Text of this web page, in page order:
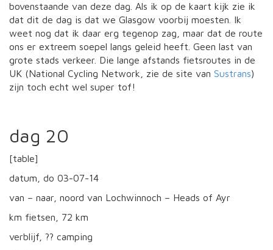
bovenstaande van deze dag. Als ik op de kaart kijk zie ik
dat dit de dag is dat we Glasgow voorbij moesten. Ik
weet nog dat ik daar erg tegenop zag, maar dat de route
ons er extreem soepel langs geleid heeft. Geen last van
grote stads verkeer. Die lange afstands fietsroutes in de
UK (National Cycling Network, zie de site van Sustrans)
zijn toch echt wel super tof!
dag 20
[table]
datum, do 03-07-14
van – naar, noord van Lochwinnoch – Heads of Ayr
km fietsen, 72 km
verblijf, ?? camping